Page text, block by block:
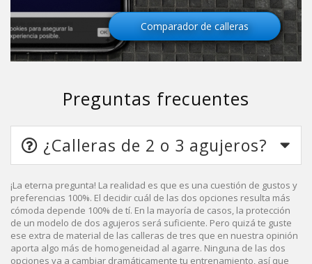
Comparador de calleras
Preguntas frecuentes
¿Calleras de 2 o 3 agujeros?
¡La eterna pregunta! La realidad es que es una cuestión de gustos y
preferencias 100%. El decidir cuál de las dos opciones resulta más
cómoda depende 100% de tí. En la mayoría de casos, la protección
de un modelo de dos agujeros será suficiente. Pero quizá te guste
ese extra de material de las calleras de tres que en nuestra opinión
aporta algo más de homogeneidad al agarre. Ninguna de las dos
opciones va a cambiar dramáticamente tu entrenamiento, así que